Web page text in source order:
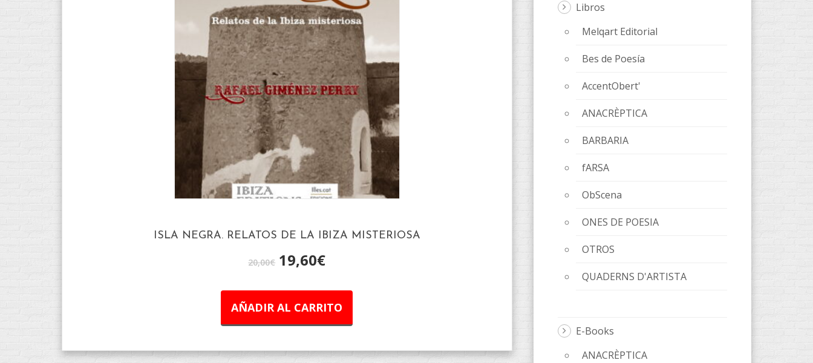
ISLA NEGRA. RELATOS DE LA IBIZA MISTERIOSA
20,00€ 19,60€
AÑADIR AL CARRITO
Libros
Melqart Editorial
Bes de Poesía
AccentObert'
ANACRÈPTICA
BARBARIA
fARSA
ObScena
ONES DE POESIA
OTROS
QUADERNS D'ARTISTA
E-Books
ANACRÈPTICA